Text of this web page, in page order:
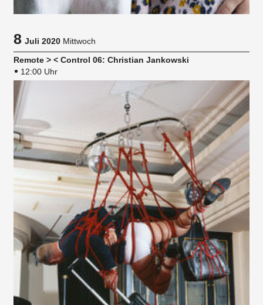
8Juli 2020 Mittwoch
Remote > < Control 06: Christian Jankowski
12:00 Uhr